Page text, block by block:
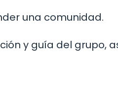
una comunidad.
y guía del grupo,